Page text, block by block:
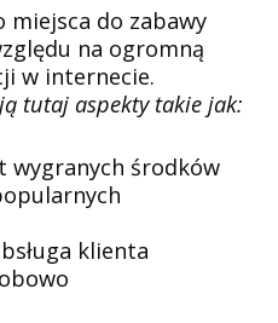
do zabawy
na ogromną
w internecie.
tutaj aspekty takie jak:
wygranych środków
klienta